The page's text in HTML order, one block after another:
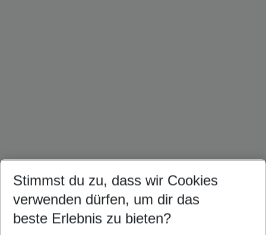
Stimmst du zu, dass wir Cookies
verwenden dürfen, um dir das
beste Erlebnis zu bieten?